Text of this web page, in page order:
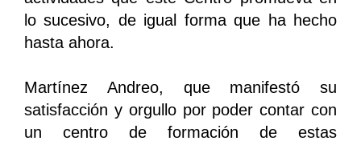
lo sucesivo, de igual forma que ha hecho
hasta ahora.
Martínez Andreo, que manifestó su
satisfacción y orgullo por poder contar con
un centro de formación de estas